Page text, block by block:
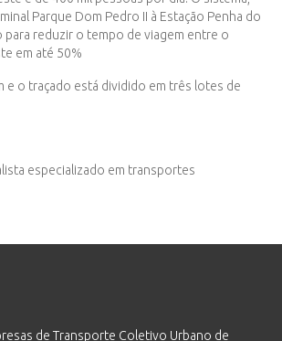
Parque Dom Pedro II à Estação Penha do
reduzir o tempo de viagem entre o
em até 50%
e o traçado está dividido em três lotes de
especializado em transportes
de Transporte Coletivo Urbano de